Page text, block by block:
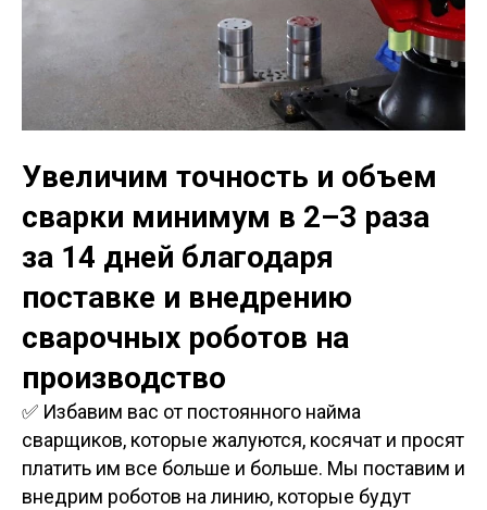
Увеличим точность и объем
сварки минимум в 2–3 раза
за 14 дней благодаря
поставке и внедрению
сварочных роботов на
производство
✅ Избавим вас от постоянного найма
сварщиков, которые жалуются, косячат и просят
платить им все больше и больше. Мы поставим и
внедрим роботов на линию, которые будут